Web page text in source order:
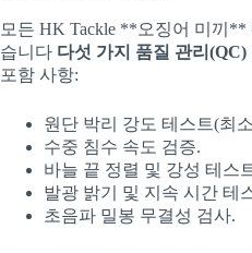
모든 HK Tackle **오징어 미끼
습니다 다섯 가지 품질 관리(QC)
포함 사항:
원단 박리 강도 테스트(최
수중 침수 속도 검증.
바늘 끝 정렬 및 강성 테스
발광 밝기 및 지속 시간 테
초음파 밀봉 무결성 검사.